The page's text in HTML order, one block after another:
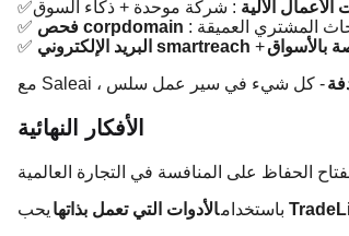
✅
الأعمال الآلية : شركة موحدة + ذكاء السوق
✅
فحص corpdomain
المشتري العميقة
✅
البريد الإلكتروني smartreach +بالأسواق
الأفكار النهائية
باستخدامالأدوات التي تعمل بذاتها يحب